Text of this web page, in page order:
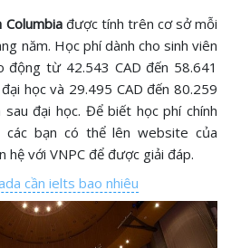
Columbiađược tính trên cơ sở mỗi
năm. Học phí dành cho sinh viên
từ 42.543 CAD đến 58.641
học và 29.495 CAD đến 80.259
đại học. Để biết học phí chính
bạn có thể lên website của
với VNPC để được giải đáp.
cần ielts bao nhiêu